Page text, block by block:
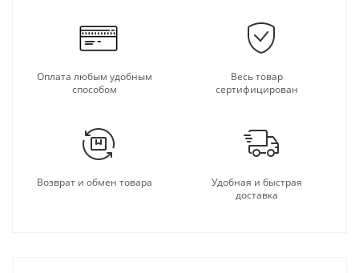
Оплата любым удобным
способом
Весь товар
сертифицирован
Возврат и обмен товара
Удобная и быстрая
доставка